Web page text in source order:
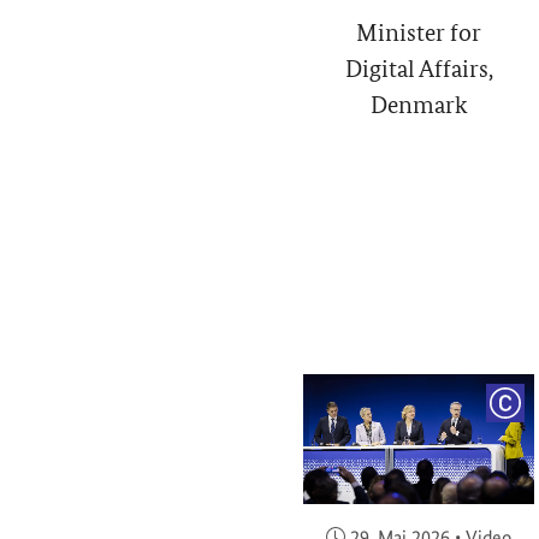
Minister for
Digital Affairs,
Denmark